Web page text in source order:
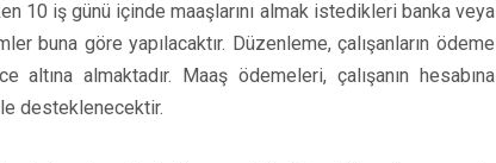
10 iş günü içinde maaşlarını almak istedikleri banka veya
buna göre yapılacaktır. Düzenleme, çalışanların ödeme
altına almaktadır. Maaş ödemeleri, çalışanın hesabına
desteklenecektir.